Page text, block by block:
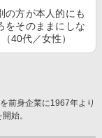
の方が本人的にも
をそのままにしな
40代／女性）
前身企業に1967年より
始。